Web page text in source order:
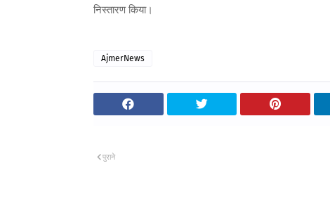
निस्तारण किया।
AjmerNews
पुराने